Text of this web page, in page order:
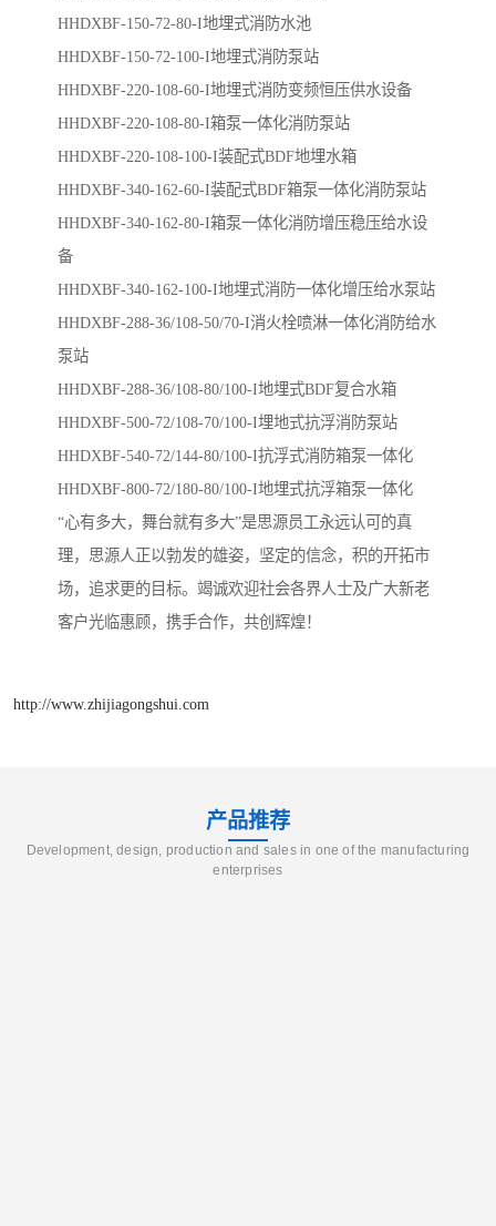
HHDXBF-150-72-80-I地埋式消防水池
HHDXBF-150-72-100-I地埋式消防泵站
HHDXBF-220-108-60-I地埋式消防变频恒压供水设备
HHDXBF-220-108-80-I箱泵一体化消防泵站
HHDXBF-220-108-100-I装配式BDF地埋水箱
HHDXBF-340-162-60-I装配式BDF箱泵一体化消防泵站
HHDXBF-340-162-80-I箱泵一体化消防增压稳压给水设
备
HHDXBF-340-162-100-I地埋式消防一体化增压给水泵站
HHDXBF-288-36/108-50/70-I消火栓喷淋一体化消防给水
泵站
HHDXBF-288-36/108-80/100-I​地埋式BDF复合水箱
HHDXBF-500-72/108-70/100-I​埋地式抗浮消防泵站
HHDXBF-540-72/144-80/100-I​抗浮式消防箱泵一体化
HHDXBF-800-72/180-80/100-I地埋式抗浮箱泵一体化
“心有多大，舞台就有多大”是思源员工永远认可的真
理，思源人正以勃发的雄姿，坚定的信念，积的开拓市
场，追求更的目标。竭诚欢迎社会各界人士及广大新老
客户光临惠顾，携手合作，共创辉煌！
http://www.zhijiagongshui.com
产品推荐
Development, design, production and sales in one of the manufacturing
enterprises